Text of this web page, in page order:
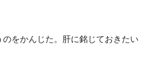
をかんじた。肝に銘じておきたい